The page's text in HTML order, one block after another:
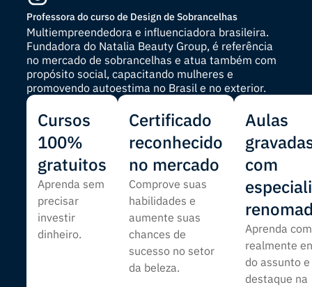
Professora do curso de Design de Sobrancelhas
Multiempreendedora e influenciadora brasileira.
Fundadora do Natalia Beauty Group, é referência
no mercado de sobrancelhas e atua também com
propósito social, capacitando mulheres e
promovendo autoestima no Brasil e no exterior.
Cursos
100%
gratuitos
Aprenda sem
precisar
investir
dinheiro.
Certificado
reconhecido
no mercado
Comprove suas
habilidades e
aumente suas
chances de
sucesso no setor
da beleza.
Aulas
com
Aprenda
realmente
do assunto
destaque na